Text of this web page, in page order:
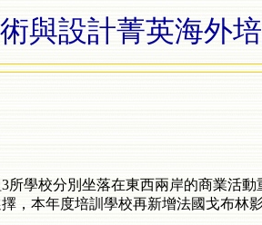
與設計菁英海外
所學校分別坐落在東西兩岸的商業活
，本年度培訓學校再新增法國戈布林